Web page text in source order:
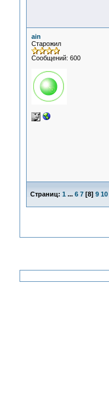
ain
Старожил
Сообщений: 600
Страниц: 1 ... 6 7[8] 9 10